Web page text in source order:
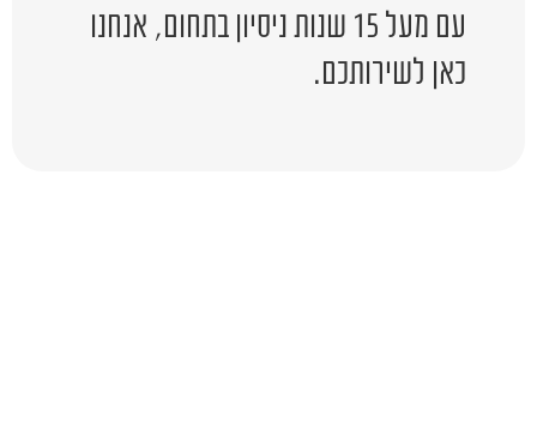
עם מעל 15 שנות ניסיון בתחום, אנחנו
כאן לשירותכם.